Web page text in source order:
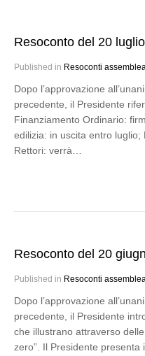
Resoconto del 20
Published in Resoconti
Dopo l’approvazione
precedente, il Presidente
Finanziamento Ordinario:
edilizia: in uscita entro
Rettori: verrà…
Resoconto del 20
Published in Resoconti
Dopo l’approvazione
precedente, il Presidente
che illustrano attraverso
zero”. Il Presidente